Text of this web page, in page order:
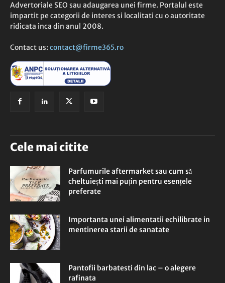
Advertoriale SEO sau adaugarea unei firme. Portalul este
impartit pe categorii de interes si localitati cu o autoritate
ridicata inca din anul 2008.
Contact us: contact@firme365.ro
Cele mai citite
Parfumurile aftermarket sau cum să
cheltuiești mai puțin pentru esențele
preferate
Importanta unei alimentatii echilibrate in
mentinerea starii de sanatate
Pantofii barbatesti din lac – o alegere
rafinata